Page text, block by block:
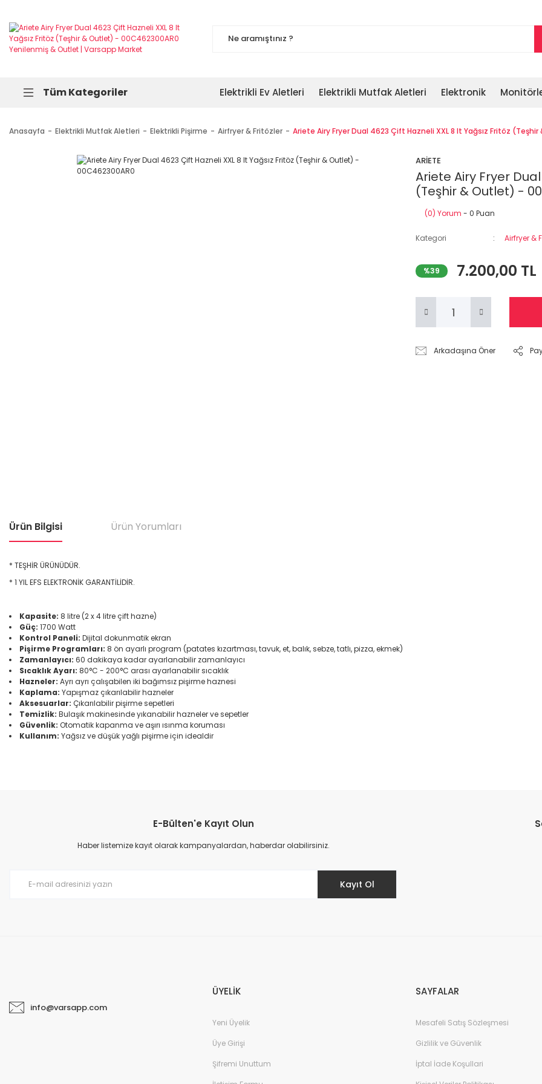
Tüm Kategoriler Elektrikli Ev Aletleri Elektrikli Mutfak Aletleri Elektronik
Anasayfa Elektrikli Mutfak Aletleri Elektrikli Pişirme Airfryer & Fritözler Ariete Airy Fryer Dual 4623 Çift Hazneli XXL 8 lt Yağsız Fritöz
ARİETE
Ariete Airy Fryer Dual
(Teşhir & Outlet) -
(0) Yorum - 0 Puan
Kategori Airfryer &
%39 7.200,00 TL
Arkadaşına Öner
Ürün Bilgisi Ürün Yorumları
* TEŞHİR ÜRÜNÜDÜR.
* 1 YIL EFS ELEKTRONİK GARANTİLİDİR.
Kapasite: 8 litre (2 x 4 litre çift hazne)
Güç: 1700 Watt
Kontrol Paneli: Dijital dokunmatik ekran
Pişirme Programları: 8 ön ayarlı program (patates kızartması, tavuk, et, balık, sebze, tatlı, pizza, ekmek)
Zamanlayıcı: 60 dakikaya kadar ayarlanabilir zamanlayıcı
Sıcaklık Ayarı: 80°C - 200°C arası ayarlanabilir sıcaklık
Hazneler: Ayrı ayrı çalışabilen iki bağımsız pişirme haznesi
Kaplama: Yapışmaz çıkarılabilir hazneler
Aksesuarlar: Çıkarılabilir pişirme sepetleri
Temizlik: Bulaşık makinesinde yıkanabilir hazneler ve sepetler
Güvenlik: Otomatik kapanma ve aşırı ısınma koruması
Kullanım: Yağsız ve düşük yağlı pişirme için idealdir
E-Bülten'e Kayıt Olun
Haber listemize kayıt olarak kampanyalardan, haberdar olabilirsiniz.
Kayıt Ol
info@varsapp.com
ÜYELİK
Yeni Üyelik
Üye Girişi
Şifremi Unuttum
SAYFALAR
Mesafeli Satış Sözleşmesi
Gizlilik ve Güvenlik
İptal İade Koşullari